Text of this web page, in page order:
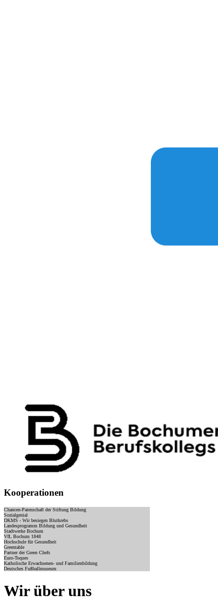
Kooperationen
Chancen-Patenschaft der Stiftung Bildung
Sozialgenial
DKMS - Wir besiegen Blutkrebs
Landesprogramm Bildung und Gesundheit
Stadtwerke Bochum
VfL Bochum 1848
Hochschule für Gesundheit
Greentable
Partner der Green Chefs
Euro-Toques
Katholische Erwachsenen- und Familienbildung
Deutsches Fußballmuseum
Wir über uns